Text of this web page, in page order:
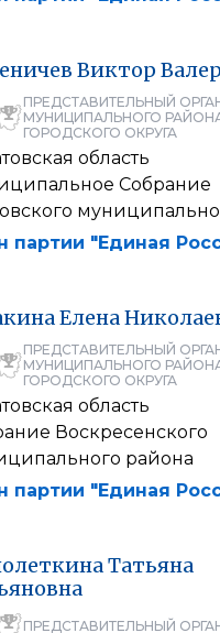
Виктор
ПРЕДСТАВИТЕЛЬНЫЙ
МУНИЦИПАЛЬНОГО
ГОРОДСКОГО ОКРУГА
область
Собрание
партии "Единая
Елена
ПРЕДСТАВИТЕЛЬНЫЙ
МУНИЦИПАЛЬНОГО
ГОРОДСКОГО ОКРУГА
область
Воскресенского
района
партии "Единая
Татьяна
ПРЕДСТАВИТЕЛЬНЫЙ